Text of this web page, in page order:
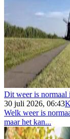
Dit weer is normaal
30 juli 2026, 06:43
Welk weer is
maar het kan...